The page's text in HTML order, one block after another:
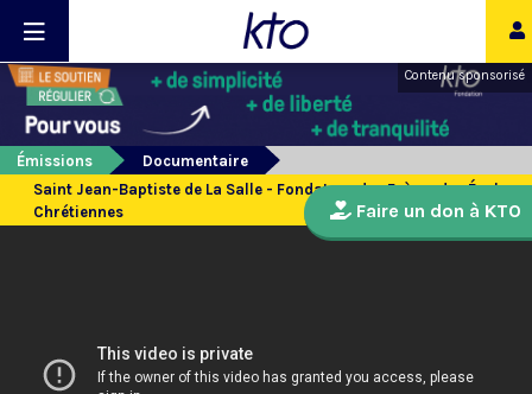
Contenu sponsorisé
Émissions
Documentaire
Saint Jean-Baptiste de La Salle - Fondateur des Frères des Écoles
Chrétiennes
Faire un don à KTO